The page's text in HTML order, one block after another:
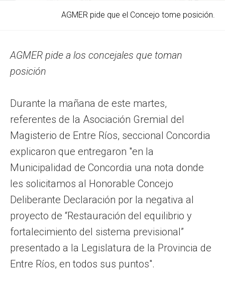
AGMER pide que el Concejo tome posición.
AGMER pide a los concejales que toman
posición
Durante la mañana de este martes,
referentes de la Asociación Gremial del
Magisterio de Entre Ríos, seccional Concordia
explicaron que entregaron "en la
Municipalidad de Concordia una nota donde
les solicitamos al Honorable Concejo
Deliberante Declaración por la negativa al
proyecto de “Restauración del equilibrio y
fortalecimiento del sistema previsional”
presentado a la Legislatura de la Provincia de
Entre Ríos, en todos sus puntos".